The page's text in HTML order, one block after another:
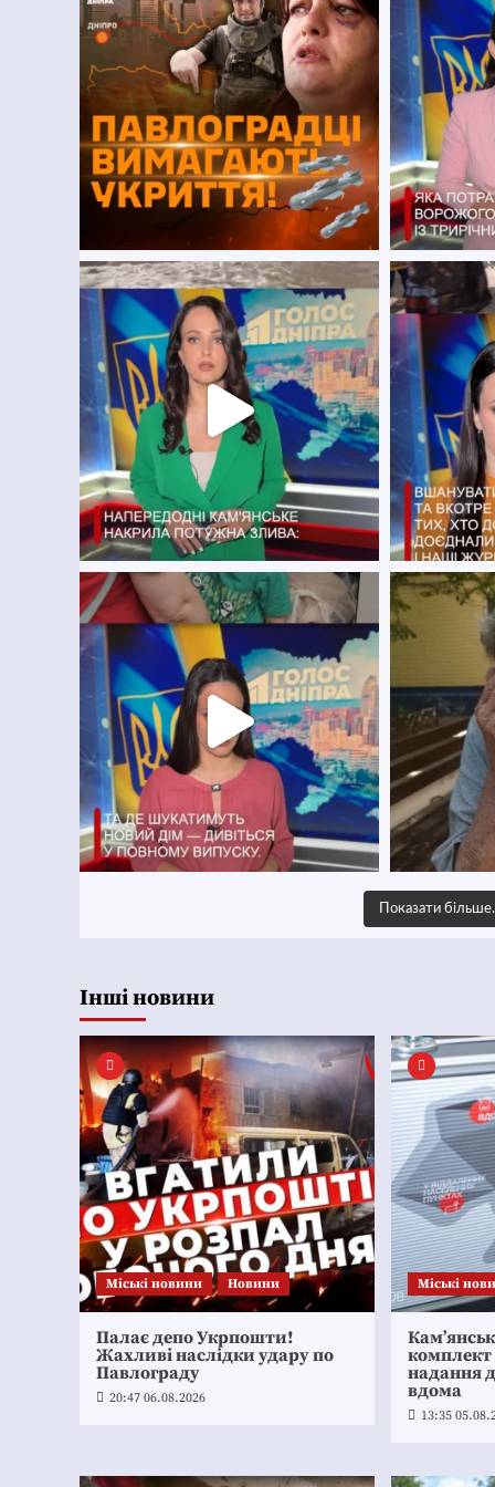
Показати
Інші новини
Mіські новини Новини
Палає депо Укрпошти!
Жахливі наслідки удару по
Павлограду
20:47 06.08.2026
Mіські
надання
вдома
13:35